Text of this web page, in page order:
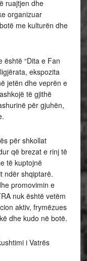
ruajtjen dhe
organizuar
me kulturën dhe
është “Dita e Fan
ekspozita
jetën dhe veprën e
të gjithë
për gjuhën,
për shkollat
që brezat e rinj të
të kuptojnë
ndër shqiptarë.
promovimin e
nuk është vetëm
aktiv, frymëzues
dhe kudo në botë.
i Vatrës